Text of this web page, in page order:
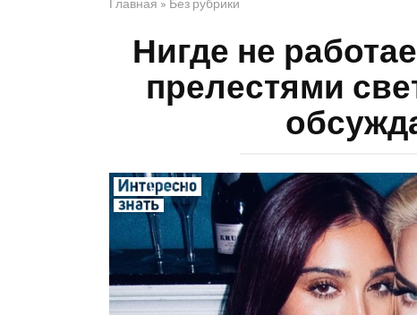
Главная » Без рубрики
Нигде не
прелестями